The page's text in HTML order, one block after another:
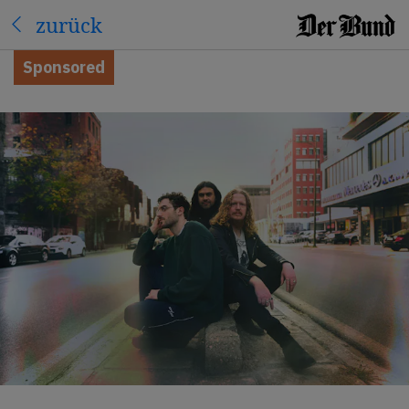
zurück
Sponsored